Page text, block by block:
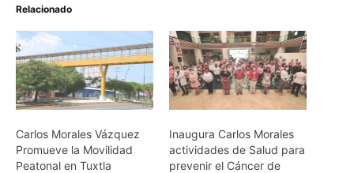
Relacionado
Carlos Morales Vázquez
Promueve la Movilidad
Peatonal en Tuxtla
Inaugura Carlos Morales
actividades de Salud para
prevenir el Cáncer de